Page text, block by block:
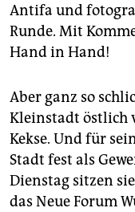
Antifa und
Runde. Mit
Hand in Hand!
Aber ganz so
Kleinstadt östlich
Kekse. Und für
Stadt fest als
Dienstag sitzen
das Neue Forum